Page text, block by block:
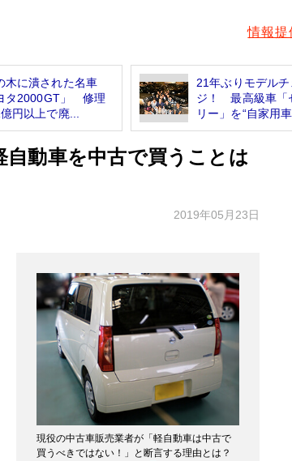
情報提
木に潰された名車
タ2000GT」 修理
円以上で廃...
21年ぶりモデルチ
ジ！ 最高級車「
リー」を“自家用車
動車を中古で買うことは
2019年05月23日
現役の中古車販売業者が「軽自動車は中古で
買うべきではない！」と断言する理由とは？